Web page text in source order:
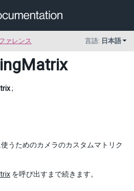
ァレンス 言語: 日本語
;
うためのカメラのカスタムマトリク
を呼び出すまで続きます。